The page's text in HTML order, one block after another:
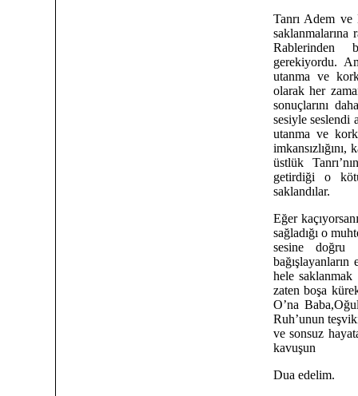
Tanrı Adem ve
Rablerinden
gerekiyordu.
utanma ve
olarak her
sonuçlarını
sesiyle seslendi
utanma ve
üstlük
getirdiği o
saklandılar.
Eğer
sağladığı o
sesine doğru
hele
zaten boşa
O’na
Ruh’unun
ve sonsuz
kavuşun
Dua edelim.